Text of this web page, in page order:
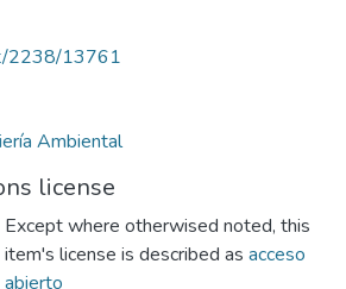
2238/13761
Ambiental
license
Except where otherwised noted, this
item's license is described as acceso
abierto